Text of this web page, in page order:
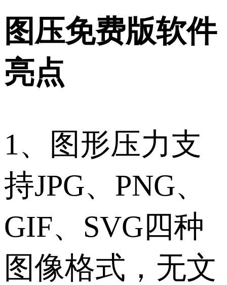
图压免费版软件
亮点
1、图形压力支
持JPG、PNG、
GIF、SVG四种
图像格式，无文